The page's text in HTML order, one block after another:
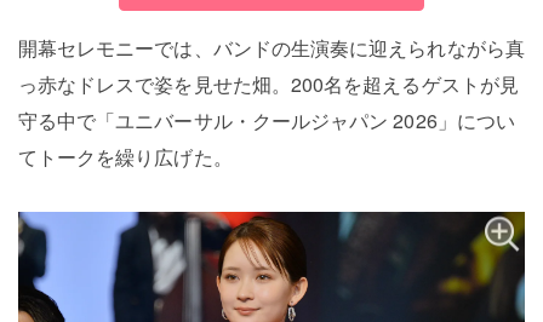
開幕セレモニーでは、バンドの生演奏に迎えられながら真
っ赤なドレスで姿を見せた畑。200名を超えるゲストが見
守る中で「ユニバーサル・クールジャパン 2026」につい
てトークを繰り広げた。